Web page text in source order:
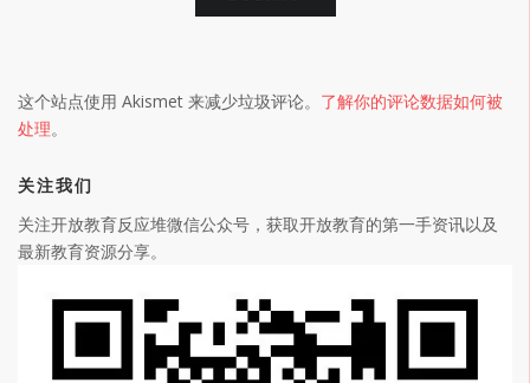
这个站点使用 Akismet 来减少垃圾评论。 了解你的评论数据如何被
处理。
关注我们
关注开放教育反应堆微信公众号，获取开放教育的第一手资讯以及
最新教育资源分享。